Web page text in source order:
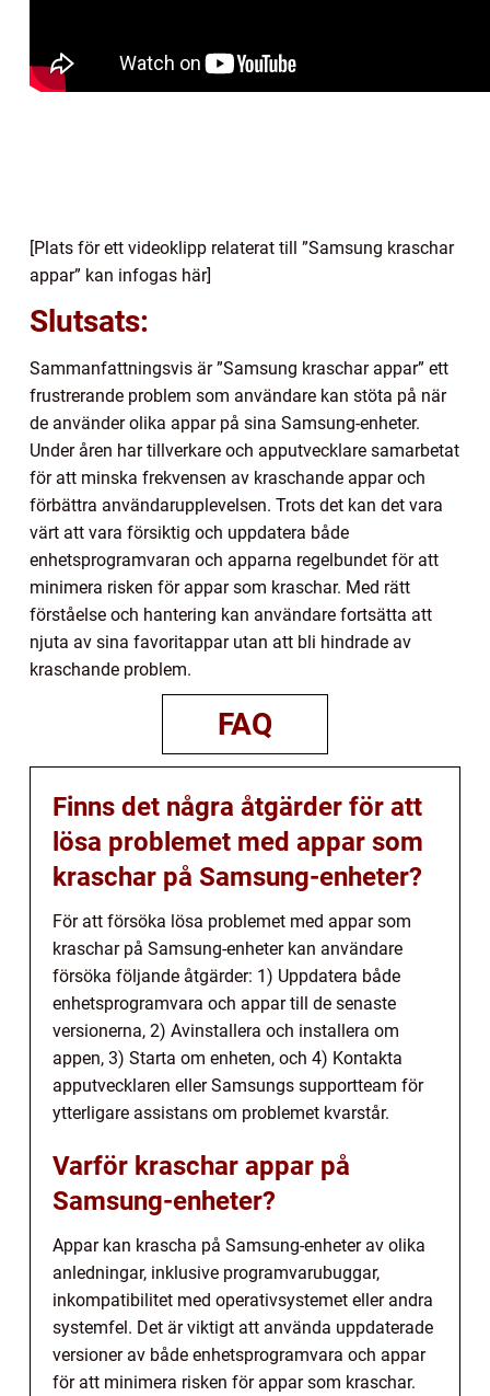
[Plats för ett videoklipp relaterat till ”Samsung kraschar
appar” kan infogas här]
Slutsats:
Sammanfattningsvis är ”Samsung kraschar appar” ett
frustrerande problem som användare kan stöta på när
de använder olika appar på sina Samsung-enheter.
Under åren har tillverkare och apputvecklare samarbetat
för att minska frekvensen av kraschande appar och
förbättra användarupplevelsen. Trots det kan det vara
värt att vara försiktig och uppdatera både
enhetsprogramvaran och apparna regelbundet för att
minimera risken för appar som kraschar. Med rätt
förståelse och hantering kan användare fortsätta att
njuta av sina favoritappar utan att bli hindrade av
kraschande problem.
FAQ
Finns det några åtgärder för att
lösa problemet med appar som
kraschar på Samsung-enheter?
För att försöka lösa problemet med appar som
kraschar på Samsung-enheter kan användare
försöka följande åtgärder: 1) Uppdatera både
enhetsprogramvara och appar till de senaste
versionerna, 2) Avinstallera och installera om
appen, 3) Starta om enheten, och 4) Kontakta
apputvecklaren eller Samsungs supportteam för
ytterligare assistans om problemet kvarstår.
Varför kraschar appar på
Samsung-enheter?
Appar kan krascha på Samsung-enheter av olika
anledningar, inklusive programvarubuggar,
inkompatibilitet med operativsystemet eller andra
systemfel. Det är viktigt att använda uppdaterade
versioner av både enhetsprogramvara och appar
för att minimera risken för appar som kraschar.